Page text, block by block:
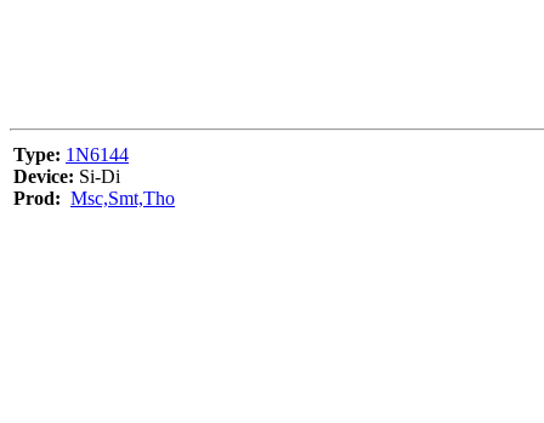
Type: 1N6144
Device: Si-Di
Prod: Msc,Smt,Tho